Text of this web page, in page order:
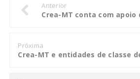
Anterior
Próxima